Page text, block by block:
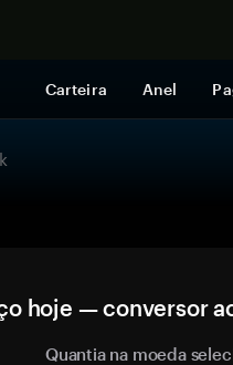
Carteira Anel
hoje — conversor
Quantia na moeda